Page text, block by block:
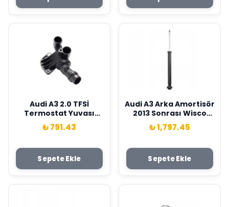
Audi A3 2.0 TFSİ
Termostat Yuvası
2004-Wisco Marka
06F121111F
₺ 791.43
Sepete Ekle
Audi A3 Arka Amortisör
2013 Sonrası Wisco
Marka 5Q0513029DQ
₺ 1,797.45
Sepete Ekle